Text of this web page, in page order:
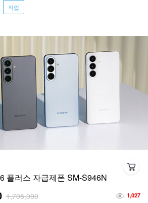
적립
플러스 자급제폰 SM-S946N
1,027
1,705,000